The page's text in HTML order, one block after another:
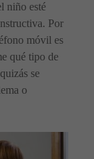
niño esté
Por
móvil es
qué tipo de
se
o